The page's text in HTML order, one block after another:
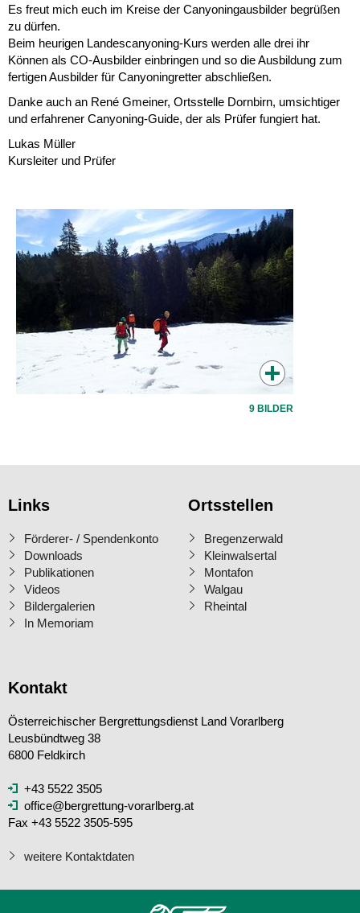
Es freut mich euch im Kreise der Canyoningausbilder begrüßen
zu dürfen.
Beim heurigen Landescanyoning-Kurs werden alle drei ihr
Können als CO-Ausbilder einbringen und so die Ausbildung zum
fertigen Ausbilder für Canyoningretter abschließen.
Danke auch an René Gmeiner, Ortsstelle Dornbirn, umsichtiger
und erfahrener Canyoning-Guide, der als Prüfer fungiert hat.
Lukas Müller
Kursleiter und Prüfer
9 BILDER
Links
Förderer- / Spendenkonto
Downloads
Publikationen
Videos
Bildergalerien
In Memoriam
Ortsstellen
Bregenzerwald
Kleinwalsertal
Montafon
Walgau
Rheintal
Kontakt
Österreichischer Bergrettungsdienst Land Vorarlberg
Leusbündtweg 38
6800 Feldkirch
+43 5522 3505
office@bergrettung-vorarlberg.at
Fax +43 5522 3505-595
weitere Kontaktdaten